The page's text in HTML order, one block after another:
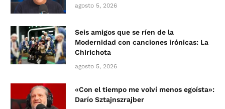
agosto 5, 2026
Seis amigos que se ríen de la
Modernidad con canciones irónicas: La
Chirichota
agosto 5, 2026
«Con el tiempo me volví menos egoísta»:
Darío Sztajnszrajber